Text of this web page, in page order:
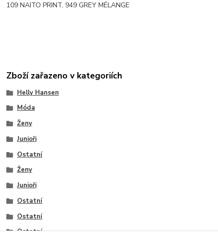
109 NAITO PRINT, 949 GREY MÉLANGE
Zboží zařazeno v kategoriích
Helly Hansen
Móda
Ženy
Junioři
Ostatní
Ženy
Junioři
Ostatní
Ostatní
Ostatní